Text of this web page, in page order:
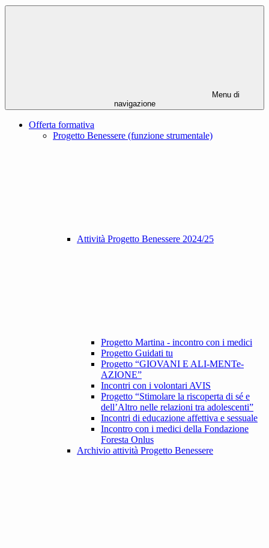
Menu di
navigazione
Offerta formativa
Progetto Benessere (funzione strumentale)
Attività Progetto Benessere 2024/25
Progetto Martina - incontro con i medici
Progetto Guidati tu
Progetto “GIOVANI E ALI-MENTe-
AZIONE”
Incontri con i volontari AVIS
Progetto “Stimolare la riscoperta di sé e
dell’Altro nelle relazioni tra adolescenti”
Incontri di educazione affettiva e sessuale
Incontro con i medici della Fondazione
Foresta Onlus
Archivio attività Progetto Benessere